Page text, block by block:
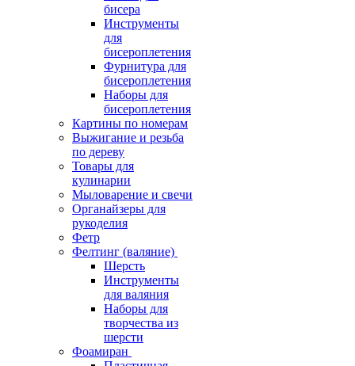
бисера
Инструменты
для
бисероплетения
Фурнитура для
бисероплетения
Наборы для
бисероплетения
Картины по номерам
Выжигание и резьба
по дереву
Товары для
кулинарии
Мыловарение и свечи
Органайзеры для
рукоделия
Фетр
Фелтинг (валяние)
Шерсть
Инструменты
для валяния
Наборы для
творчества из
шерсти
Фоамиран